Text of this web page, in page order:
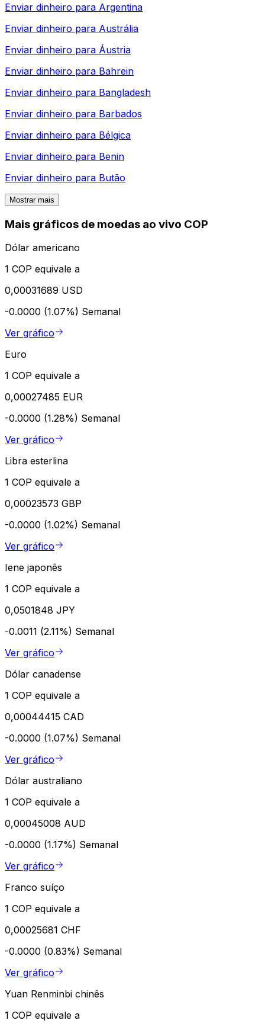
Enviar dinheiro para Argentina
Enviar dinheiro para Austrália
Enviar dinheiro para Áustria
Enviar dinheiro para Bahrein
Enviar dinheiro para Bangladesh
Enviar dinheiro para Barbados
Enviar dinheiro para Bélgica
Enviar dinheiro para Benin
Enviar dinheiro para Butão
Mostrar mais
Mais gráficos de moedas ao vivo COP
Dólar americano
1 COP equivale a
0,00031689 USD
-0.0000 (1.07%) Semanal
Ver gráfico
Euro
1 COP equivale a
0,00027485 EUR
-0.0000 (1.28%) Semanal
Ver gráfico
Libra esterlina
1 COP equivale a
0,00023573 GBP
-0.0000 (1.02%) Semanal
Ver gráfico
Iene japonês
1 COP equivale a
0,0501848 JPY
-0.0011 (2.11%) Semanal
Ver gráfico
Dólar canadense
1 COP equivale a
0,00044415 CAD
-0.0000 (1.07%) Semanal
Ver gráfico
Dólar australiano
1 COP equivale a
0,00045008 AUD
-0.0000 (1.17%) Semanal
Ver gráfico
Franco suíço
1 COP equivale a
0,00025681 CHF
-0.0000 (0.83%) Semanal
Ver gráfico
Yuan Renminbi chinês
1 COP equivale a